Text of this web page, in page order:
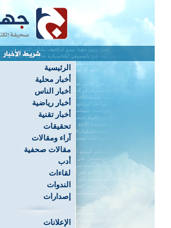
الرئيسية
أخبار محلية
أخبار الناس
أخبار رياضية
أخبار تقنية
تحقيقات
آراء ومقالات
مقالات صحفية
أدب
لقاءات
الندوات
إصدارات
الإعلانات